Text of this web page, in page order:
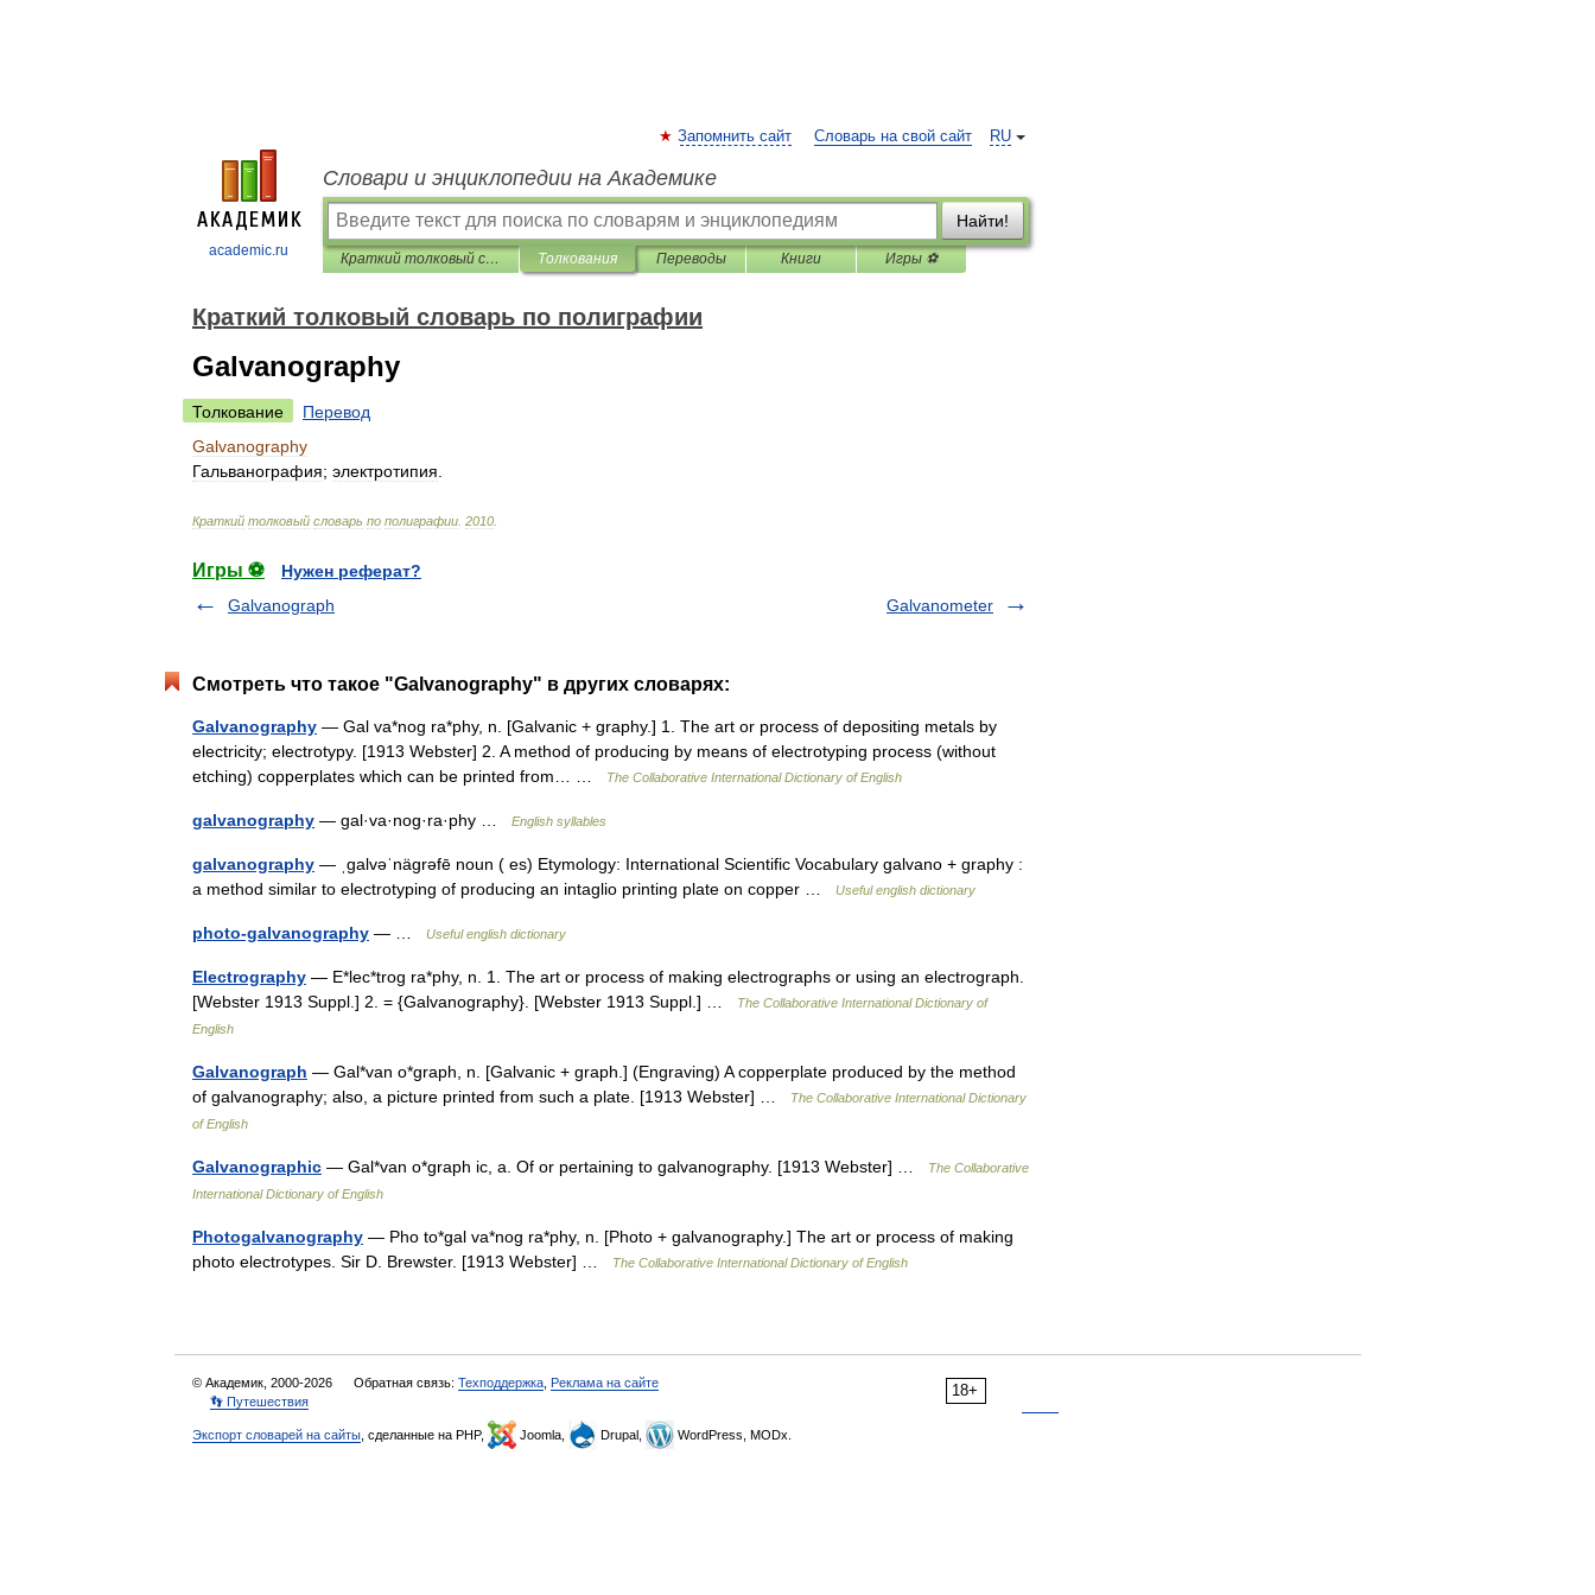
academic.ru
RU
Запомнить сайт Словарь на свой сайт
Словари и энциклопедии на Академике
Найти!
Краткий толковый словарь по полиграфии Толкования Переводы Книги Игры ⚽
Краткий толковый словарь по полиграфии
Galvanography
Толкование
Перевод
Galvanography
Гальванография; электротипия
Краткий толковый словарь по полиграфии 2010
Игры ⚽
Нужен реферат?
Galvanograph
Galvanometer
Смотреть что такое "Galvanography" в других словарях:
Galvanography — Gal va*nog ra*phy, n. [Galvanic + graphy.] 1. The art or process of depositing metals by
electricity; electrotypy. [1913 Webster] 2. A method of producing by means of electrotyping process (without
etching) copperplates which can be printed from… …
The Collaborative International Dictionary of English
galvanography — gal·va·nog·ra·phy … English syllables
galvanography — ˌgalvəˈnägrəfē noun ( es) Etymology: International Scientific Vocabulary galvano + graphy :
a method similar to electrotyping of producing an intaglio printing plate on copper …
Useful english dictionary
photo-galvanography — … Useful english dictionary
Electrography — E*lec*trog ra*phy, n. 1. The art or process of making electrographs or using an electrograph.
[Webster 1913 Suppl.] 2. = {Galvanography}. [Webster 1913 Suppl.] …
The Collaborative International Dictionary of
English
Galvanograph — Gal*van o*graph, n. [Galvanic + graph.] (Engraving) A copperplate produced by the method
of galvanography; also, a picture printed from such a plate. [1913 Webster] …
The Collaborative International Dictionary
of English
Galvanographic — Gal*van o*graph ic, a. Of or pertaining to galvanography. [1913 Webster] …
The Collaborative
International Dictionary of English
Photogalvanography — Pho to*gal va*nog ra*phy, n. [Photo + galvanography.] The art or process of making
photo electrotypes. Sir D. Brewster. [1913 Webster] …
The Collaborative International Dictionary of English
18+
© Академик, 2000-2026 Обратная связь: Техподдержка Реклама на сайте
👣 Путешествия
Экспорт словарей на сайты , сделанные на PHP, Joomla, Drupal, WordPress, MODx.